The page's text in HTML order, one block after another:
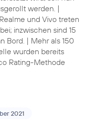
werden. |
und Vivo treten
inzwischen sind 15
Bord. | Mehr als 150
wurden bereits
Rating-Methode
2021